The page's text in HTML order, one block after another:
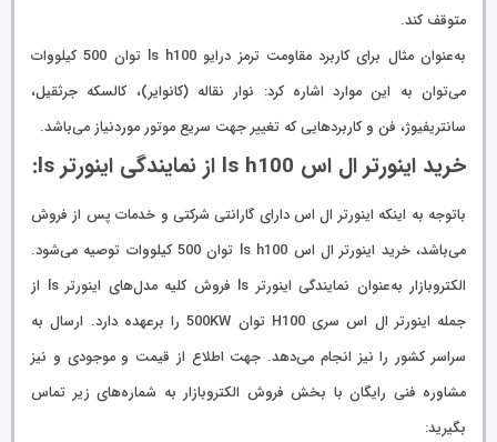
متوقف کند.
به‌عنوان مثال برای کاربرد مقاومت ترمز درایو ls h100 توان 500 کیلووات
می‌توان به این موارد اشاره کرد: نوار نقاله (کانوایر)، کالسکه جرثقیل،
سانتریفیوژ، فن و کاربردهایی که تغییر جهت سریع موتور موردنیاز می‌باشد.
خرید اینورتر ال اس ls h100 از نمایندگی اینورتر ls:
باتوجه به اینکه اینورتر ال اس دارای گارانتی شرکتی و خدمات پس از فروش
می‌باشد، خرید اینورتر ال اس ls h100 توان 500 کیلووات توصیه می‌شود.
الکتروبازار به‌عنوان نمایندگی اینورتر ls فروش کلیه مدل‌های اینورتر ls از
جمله اینورتر ال اس سری H100 توان 500KW را برعهده دارد. ارسال به
سراسر کشور را نیز انجام می‌دهد. جهت اطلاع از قیمت و موجودی و نیز
مشاوره فنی رایگان با بخش فروش الکتروبازار به شماره‌های زیر تماس
بگیرید: